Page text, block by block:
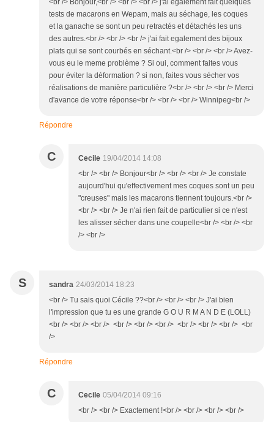
<br /> Bonjour,<br /> <br /> <br /> j'ai egalement fait quelques
tests de macarons en Wepam, mais au séchage, les coques
et la ganache se sont un peu retractés et détachés les uns
des autres.<br /> <br /> <br /> j'ai fait egalement des bijoux
plats qui se sont courbés en séchant.<br /> <br /> <br /> Avez-
vous eu le meme problème ? Si oui, comment faites vous
pour éviter la déformation ? si non, faites vous sécher vos
réalisations de manière particulière ?<br /> <br /> <br /> Merci
d'avance de votre réponse<br /> <br /> <br /> Winnipeg<br />
Répondre
C Cecile 19/04/2014 14:08
<br /> <br /> Bonjour<br /> <br /> <br /> Je constate
aujourd'hui qu'effectivement mes coques sont un peu
"creuses" mais les macarons tiennent toujours.<br />
<br /> <br /> Je n'ai rien fait de particulier si ce n'est
les alisser sécher dans une coupelle<br /> <br /> <br
/> <br />
S sandra 24/03/2014 18:23
<br /> Tu sais quoi Cécile ??<br /> <br /> <br /> J'ai bien
l'impression que tu es une grande G O U R M A N D E (LOLL)
<br /> <br /> <br /> <br /> <br /> <br /> <br /> <br /> <br /> <br
/>
Répondre
C Cecile 05/04/2014 09:16
<br /> <br /> Exactement !<br /> <br /> <br /> <br />